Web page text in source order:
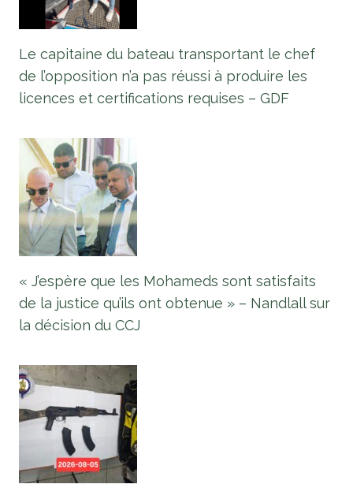
Le capitaine du bateau transportant le chef
de l’opposition n’a pas réussi à produire les
licences et certifications requises – GDF
« J’espère que les Mohameds sont satisfaits
de la justice qu’ils ont obtenue » – Nandlall sur
la décision du CCJ